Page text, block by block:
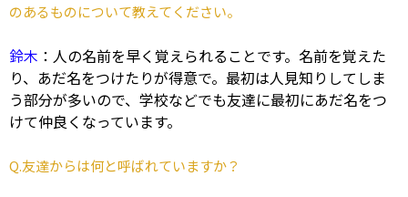
のあるものについて教えてください。
鈴木 ：人の名前を早く覚えられることです。名前を覚えた
り、あだ名をつけたりが得意で。最初は人見知りしてしま
う部分が多いので、学校などでも友達に最初にあだ名をつ
けて仲良くなっています。
Q.友達からは何と呼ばれていますか？